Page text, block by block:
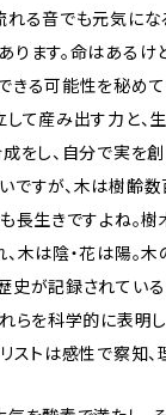
る音でも元気にな
ます。命はあるけ
る可能性を秘めて
して産み出す力と、
をし、自分で実を
ですが、木は樹齢
長生きですよね。
木は陰・花は陽。
史が記録されてい
らを科学的に表明
ストは感性で察知、